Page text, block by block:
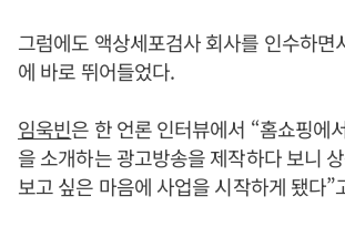
그럼에도 액상세포검사 회사를 인수하면
에 바로 뛰어들었다.
임욱빈은 한 언론 인터뷰에서 “홈쇼핑에
을 소개하는 광고방송을 제작하다 보니
보고 싶은 마음에 사업을 시작하게 됐다”